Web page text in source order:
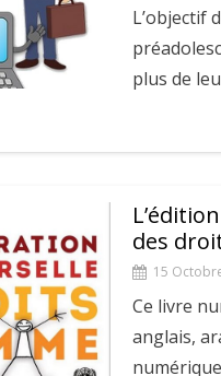
L’objectif
plus de
des
15
Ce livre
anglais,